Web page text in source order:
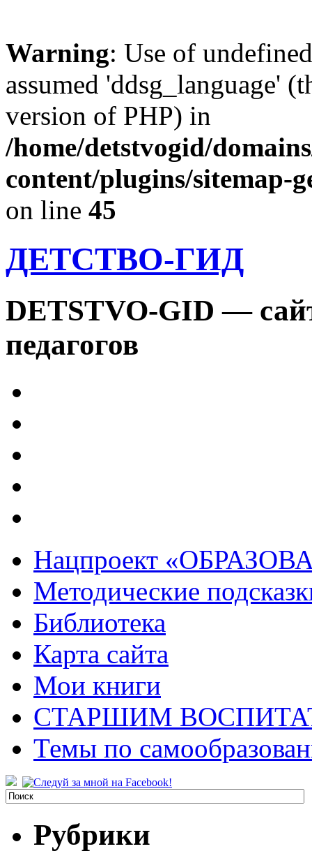
Warning: Use of
assumed 'ddsg_language'
version of PHP) in
/home/detstvogid/
content/plugins/sitemap-
on line 45
ДЕТСТВО-ГИД
DETSTVO-GID —
педагогов
Нацпроект
Методические
Библиотека
Карта сайта
Мои книги
СТАРШИМ
Темы по
Рубрики